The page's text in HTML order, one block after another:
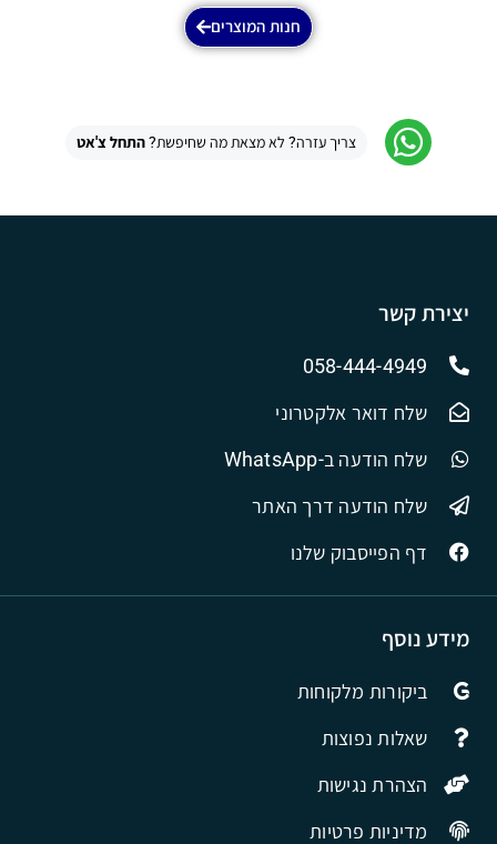
חנות המוצרים
צריך עזרה? לא מצאת מה שחיפשת?התחל צ'אט
מידע נוסף
ביקורות מלקוחות
שאלות נפוצות
הצהרת נגישות
מדיניות פרטיות
יצירת קשר
058-444-4949
שלח דואר אלקטרוני
שלח הודעה ב-WhatsApp
שלח הודעה דרך האתר
דף הפייסבוק שלנו